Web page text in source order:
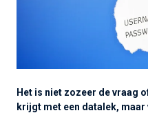
Het is niet zozeer de vraag
krijgt met een datalek,